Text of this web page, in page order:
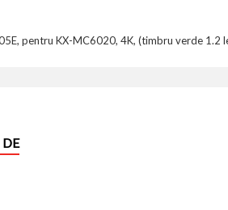
pentru KX-MC6020, 4K, (timbru verde 1.2